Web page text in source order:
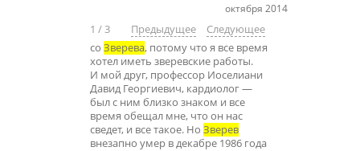
октября 2014
1 /3 Предыдущее
Следующее
со Зверева, потому что я все время
хотел иметь зверевские работы.
И мой друг, профессор Иоселиани
Давид Георгиевич, кардиолог —
был с ним близко знаком и все
время обещал мне, что он нас
сведет, и все такое. Но Зверев
внезапно умер в декабре 1986 года